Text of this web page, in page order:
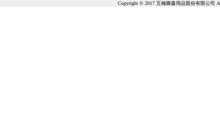
Copyright © 2017 五楠圖書用品股份有限公司